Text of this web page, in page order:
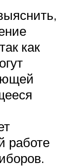
как
работе